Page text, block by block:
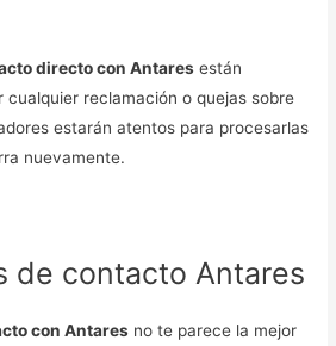
directo con Antares están
cualquier reclamación o quejas sobre
estarán atentos para procesarlas
nuevamente.
de contacto Antares
con Antares no te parece la mejor